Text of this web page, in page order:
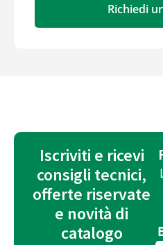
Richiedi
Iscriviti e ricevi
consigli tecnici,
offerte riservate
e novità di
catalogo